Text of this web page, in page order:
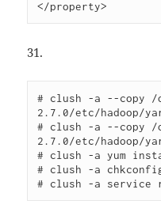
31.
# clush -a --copy /
2.7.0/etc/hadoop/
# clush -a --copy /
2.7.0/etc/hadoop/
# clush -a yum
# clush -a